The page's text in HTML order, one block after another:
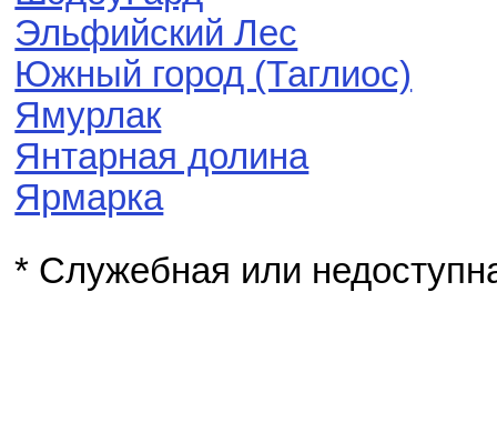
Эльфийский Лес
Южный город (Таглиос)
Ямурлак
Янтарная долина
Ярмарка
* Служебная или